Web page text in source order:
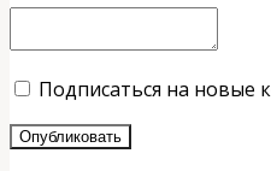
Подписаться на новые
Опубликовать